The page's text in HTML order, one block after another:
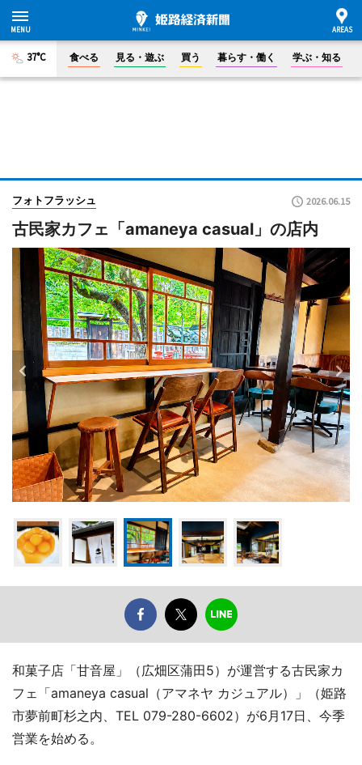
37°C 食べる 見る・遊ぶ 買う 暮らす・働く 学ぶ・知る
フォトフラッシュ 2026.06.15
古民家カフェ「amaneya casual」の店内
和菓子店「甘音屋」（広畑区蒲田5）が運営する古民家カ
フェ「amaneya casual（アマネヤ カジュアル）」（姫路
市夢前町杉之内、TEL 079-280-6602）が6月17日、今季
営業を始める。